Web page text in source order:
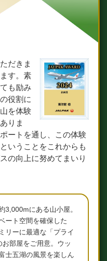
だきま
す。素
も励み
役割に
を体験
りま
ートを通し、この体験
いうことをこれからも
の向上に努めてまいり
3,000mにある山小屋。
ート空間を確保した
リーに最適な「プライ
部屋をご用意。ウッ
士五湖の風景を楽しん